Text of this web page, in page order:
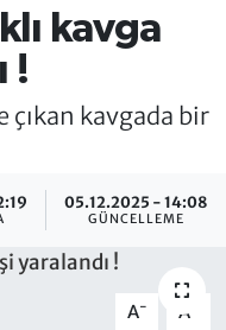
kavga
!
çıkan kavgada bir
05.12.2025 - 14:08
GÜNCELLEME
A- A
Fikstür